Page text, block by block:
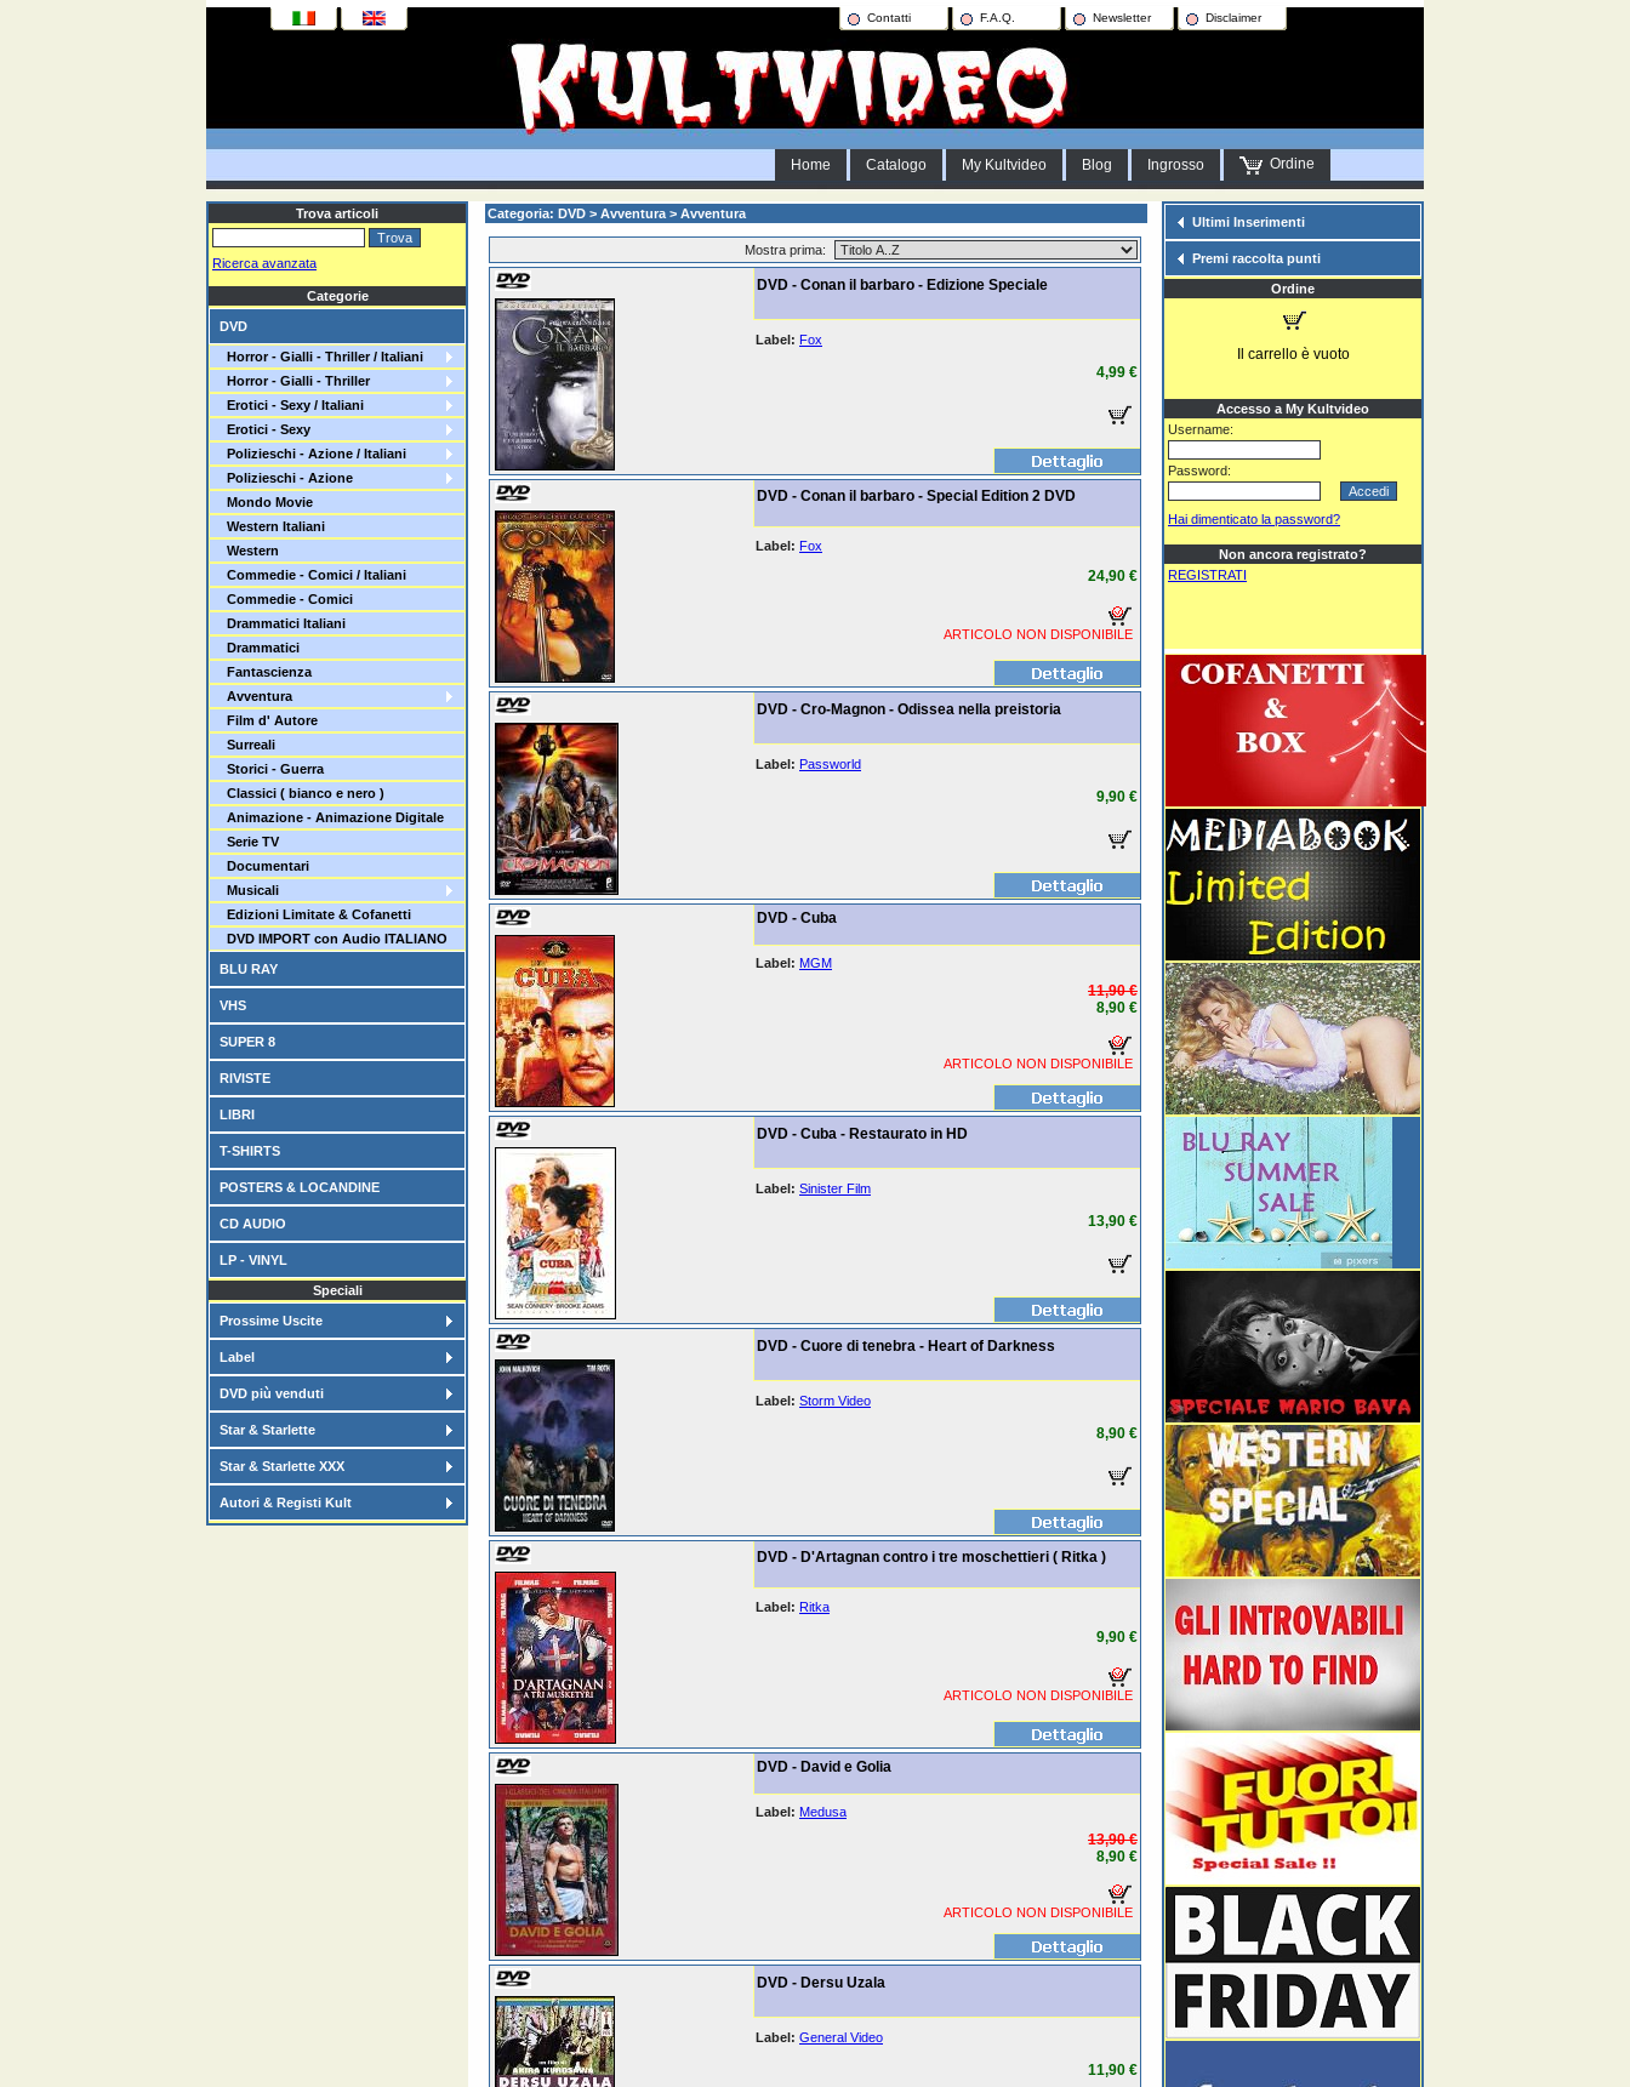
Contatti F.A.Q. Newsletter Disclaimer
Home Catalogo My Kultvideo Blog Ingrosso Ordine
Trova articoli
Ricerca avanzata
Categorie
DVD
Horror - Gialli - Thriller / Italiani
Horror - Gialli - Thriller
Erotici - Sexy / Italiani
Erotici - Sexy
Polizieschi - Azione / Italiani
Polizieschi - Azione
Mondo Movie
Western Italiani
Western
Commedie - Comici / Italiani
Commedie - Comici
Drammatici Italiani
Drammatici
Fantascienza
Avventura
Film d' Autore
Surreali
Storici - Guerra
Classici ( bianco e nero )
Animazione - Animazione Digitale
Serie TV
Documentari
Musicali
Edizioni Limitate & Cofanetti
DVD IMPORT con Audio ITALIANO
BLU RAY
VHS
SUPER 8
RIVISTE
LIBRI
T-SHIRTS
POSTERS & LOCANDINE
CD AUDIO
LP - VINYL
Speciali
Prossime Uscite
Label
DVD più venduti
Star & Starlette
Star & Starlette XXX
Autori & Registi Kult
Categoria: DVD > Avventura > Avventura
Mostra prima:
DVD - Conan il barbaro - Edizione Speciale
Label: Fox
4,99 €
DVD - Conan il barbaro - Special Edition 2 DVD
Label: Fox
24,90 €
ARTICOLO NON DISPONIBILE
DVD - Cro-Magnon - Odissea nella preistoria
Label: Passworld
9,90 €
DVD - Cuba
Label: MGM
11,90 €
8,90 €
ARTICOLO NON DISPONIBILE
DVD - Cuba - Restaurato in HD
Label: Sinister Film
13,90 €
DVD - Cuore di tenebra - Heart of Darkness
Label: Storm Video
8,90 €
DVD - D'Artagnan contro i tre moschettieri ( Ritka )
Label: Ritka
9,90 €
ARTICOLO NON DISPONIBILE
DVD - David e Golia
Label: Medusa
13,90 €
8,90 €
ARTICOLO NON DISPONIBILE
DVD - Dersu Uzala
Label: General Video
11,90 €
Ultimi Inserimenti
Premi raccolta punti
Ordine
Il carrello è vuoto
Accesso a My Kultvideo
Username:
Password:
Hai dimenticato la password?
Non ancora registrato?
REGISTRATI